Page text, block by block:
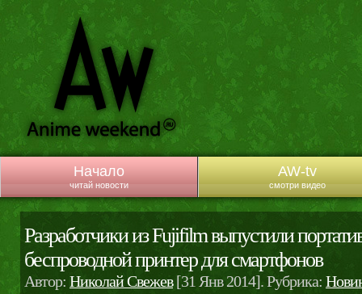
Начало
читай новости
AW-tv
смотри видео
Разработчики из Fujifilm выпустили
беспроводной принтер для смартфонов
Автор: Николай Свежев[31 Янв 2014]. Рубрика: